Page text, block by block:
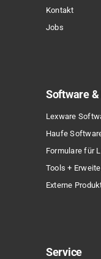
Kontakt
Jobs
Software
Lexware
Haufe
Formulare für
Tools +
Externe
Service